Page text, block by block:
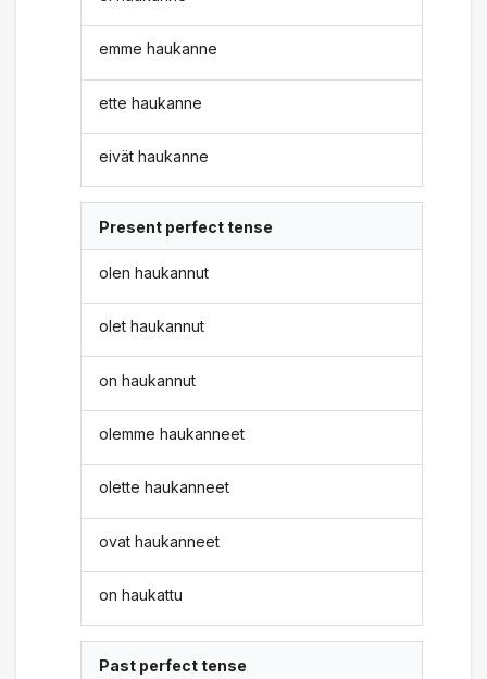
emme haukanne
ette haukanne
eivät haukanne
Present perfect tense
olen haukannut
olet haukannut
on haukannut
olemme haukanneet
olette haukanneet
ovat haukanneet
on haukattu
Past perfect tense